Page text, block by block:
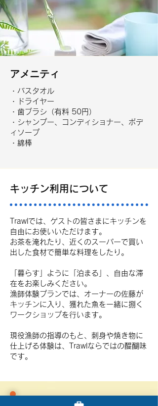
アメニティ
・バスタオル
・ドライヤー
・歯ブラシ（有料 50円）
・シャンプー、コンディショナー、ボデ
ィソープ
・綿棒
キッチン利用について
Trawlでは、ゲストの皆さまにキッチンを
自由にお使いいただけます。
お茶を淹れたり、近くのスーパーで買い
出した食材で簡単な料理をしたり。
「暮らす」ように「泊まる」、自由な滞
在をお楽しみください。
漁師体験プランでは、オーナーの佐藤が
キッチンに入り、獲れた魚を一緒に捌く
ワークショップを行います。
現役漁師の指導のもと、刺身や焼き物に
仕上げる体験は、Trawlならではの醍醐味
です。